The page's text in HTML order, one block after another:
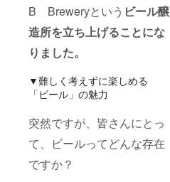
B Breweryという ビール醸
造所を立ち上げることにな
りました。
▼難しく考えずに楽しめる
「ビール」の魅力
突然ですが、皆さんにとっ
て、ビールってどんな存在
ですか？